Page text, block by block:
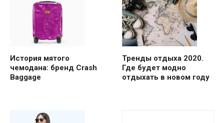
История мятого
чемодана: бренд Crash
Baggage
Тренды отдыха 2020.
Где будет модно
отдыхать в новом году